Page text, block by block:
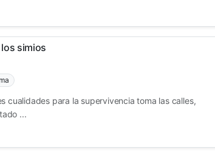
simios
cualidades para la supervivencia toma las calles,
...